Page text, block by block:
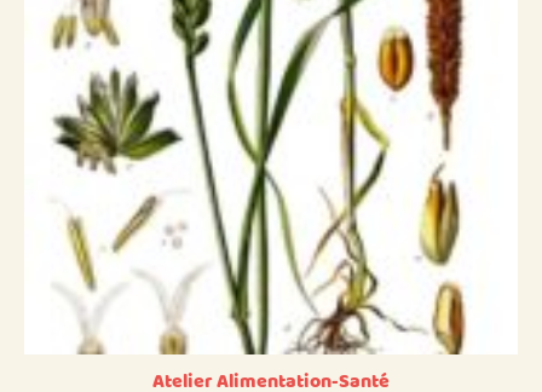
Atelier Alimentation-Santé